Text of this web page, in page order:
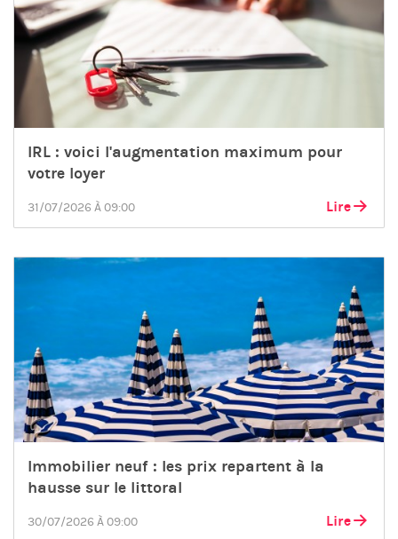
IRL : voici l'augmentation maximum pour
votre loyer
31/07/2026 À 09:00 Lire
Immobilier neuf : les prix repartent à la
hausse sur le littoral
30/07/2026 À 09:00 Lire